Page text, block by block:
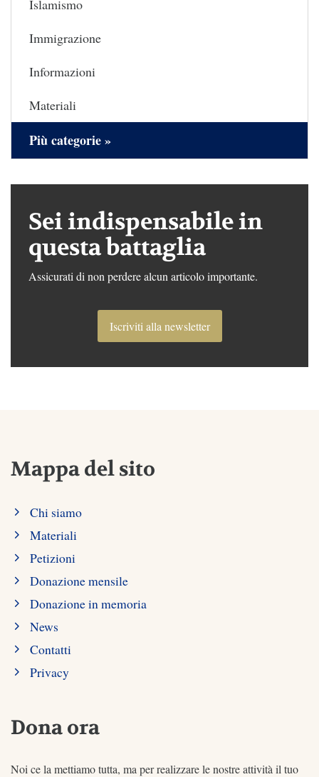
Islamismo
Immigrazione
Informazioni
Materiali
Più categorie »
Sei indispensabile in
questa battaglia
Assicurati di non perdere alcun articolo importante.
Iscriviti alla newsletter
Mappa del sito
Chi siamo
Materiali
Petizioni
Donazione mensile
Donazione in memoria
News
Contatti
Privacy
Dona ora
Noi ce la mettiamo tutta, ma per realizzare le nostre attività il tuo